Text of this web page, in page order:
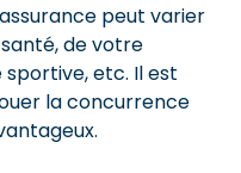
peut varier
de votre
etc. Il est
la concurrence